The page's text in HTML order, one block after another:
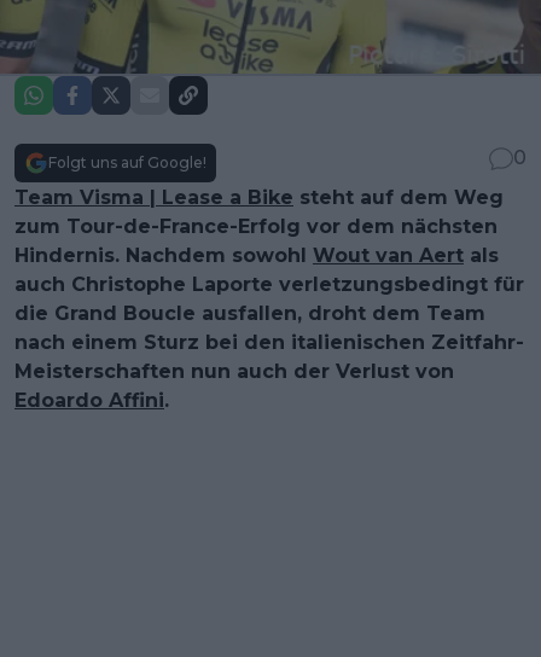
Folgt uns auf Google!
0
Team Visma | Lease a Bike steht auf dem Weg
zum Tour-de-France-Erfolg vor dem nächsten
Hindernis. Nachdem sowohl Wout van Aert als
auch Christophe Laporte verletzungsbedingt für
die Grand Boucle ausfallen, droht dem Team
nach einem Sturz bei den italienischen Zeitfahr-
Meisterschaften nun auch der Verlust von
Edoardo Affini.